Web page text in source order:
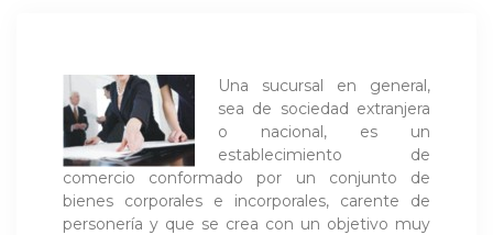
Una sucursal en general,
sea de sociedad extranjera
o nacional, es un
establecimiento de
comercio conformado por un conjunto de
bienes corporales e incorporales, carente de
personería y que se crea con un objetivo muy